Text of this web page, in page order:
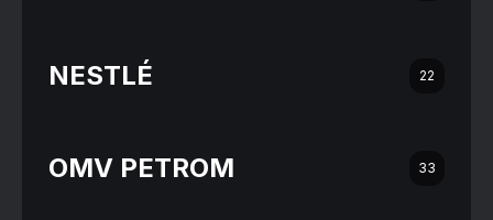
NESTLÉ 22
OMV PETROM 33